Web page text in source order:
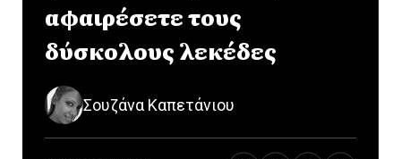
αφαιρέσετε τους
δύσκολους λεκέδες
Σουζάνα Καπετάνιου